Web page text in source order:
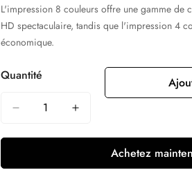
L'impression 8 couleurs offre une gamme de
HD spectaculaire, tandis que l'impression 4
économique.
Quantité
Achetez